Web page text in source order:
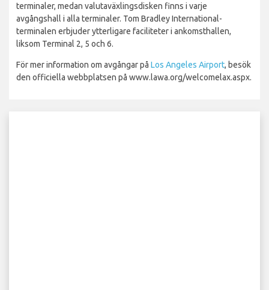
terminaler, medan valutaväxlingsdisken finns i varje
avgångshall i alla terminaler. Tom Bradley International-
terminalen erbjuder ytterligare faciliteter i ankomsthallen,
liksom Terminal 2, 5 och 6.
För mer information om avgångar på Los Angeles Airport, besök
den officiella webbplatsen på www.lawa.org/welcomelax.aspx.